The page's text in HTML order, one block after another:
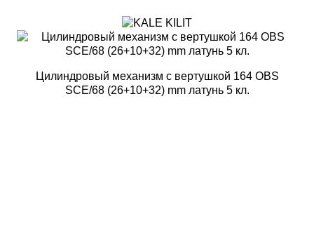
Цилиндровый механизм с вертушкой 164 OBS
SCE/68 (26+10+32) mm латунь 5 кл.